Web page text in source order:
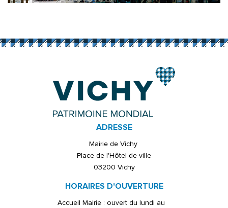
ADRESSE
Mairie de Vichy
Place de l'Hôtel de ville
03200 Vichy
HORAIRES D'OUVERTURE
Accueil Mairie : ouvert du lundi au